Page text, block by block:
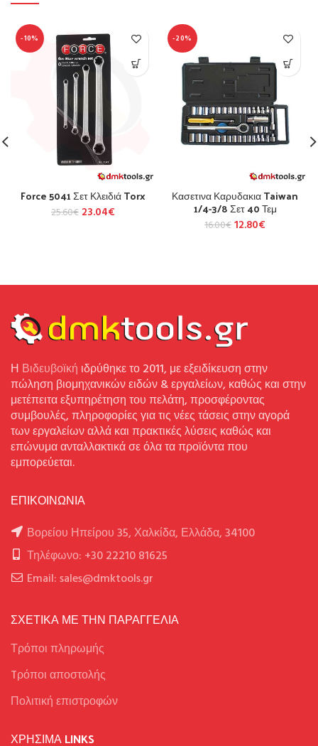
-10%
Force 5041 Σετ Κλειδιά Torx
25.60€ 23.04€
-20%
Κασετινα Καρυδακια Taiwan
1/4-3/8 Σετ 40 Τεμ
16.00€12.80€
Η Βιδευβοϊκή ιδρύθηκε το 2011, με εξειδίκευση στην
πώληση βιομηχανικών ειδών & εργαλείων, καθώς και στην
μετέπειτα εξυπηρέτηση του πελάτη, προσφέροντας
συμβουλές, πληροφορίες για τις νέες τάσεις στην αγορά
των εργαλείων αλλά και πρακτικές λύσεις καθώς και
επώνυμα ανταλλακτικά σε όλα τα προϊόντα που
εμπορεύεται.
ΕΠΙΚΟΙΝΩΝΙΑ
Βορείου Ηπείρου 35, Χαλκίδα, Ελλάδα, 34100
Τηλέφωνο: +30 22210 81625
Email: sales@dmktools.gr
ΣΧΕΤΙΚΑ ΜΕ ΤΗΝ ΠΑΡΑΓΓΕΛΙΑ
Τρόποι πληρωμής
Tρόποι αποστολής
Πολιτική επιστροφών
ΧΡΉΣΙΜΑ LINKS